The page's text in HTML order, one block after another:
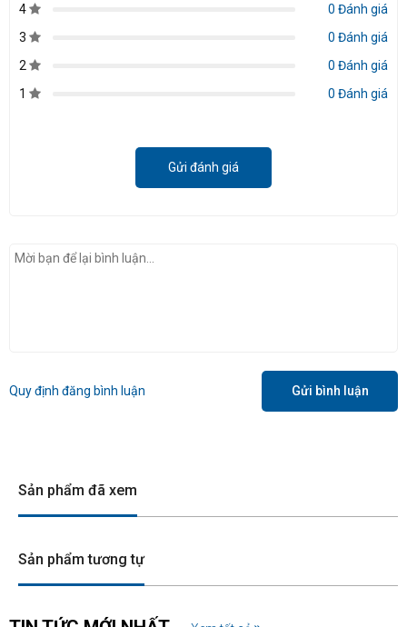
4
0 Đánh giá
3
0 Đánh giá
2
0 Đánh giá
1
0 Đánh giá
Gửi đánh giá
Quy định đăng bình luận Gửi bình luận
Sản phẩm đã xem
Sản phẩm tương tự